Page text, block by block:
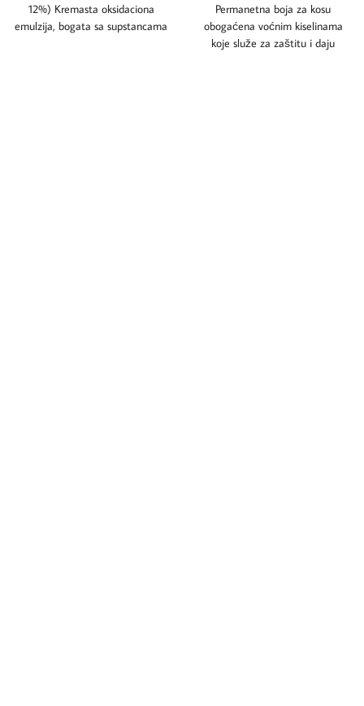
12%) Kremasta oksidaciona
emulzija, bogata sa supstancama
Permanetna boja za kosu
obogaćena voćnim kiselinama
koje služe za zaštitu i daju